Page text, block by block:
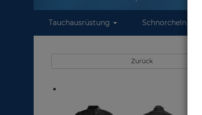
Tauchausrüstung Schnorcheln
Zurück